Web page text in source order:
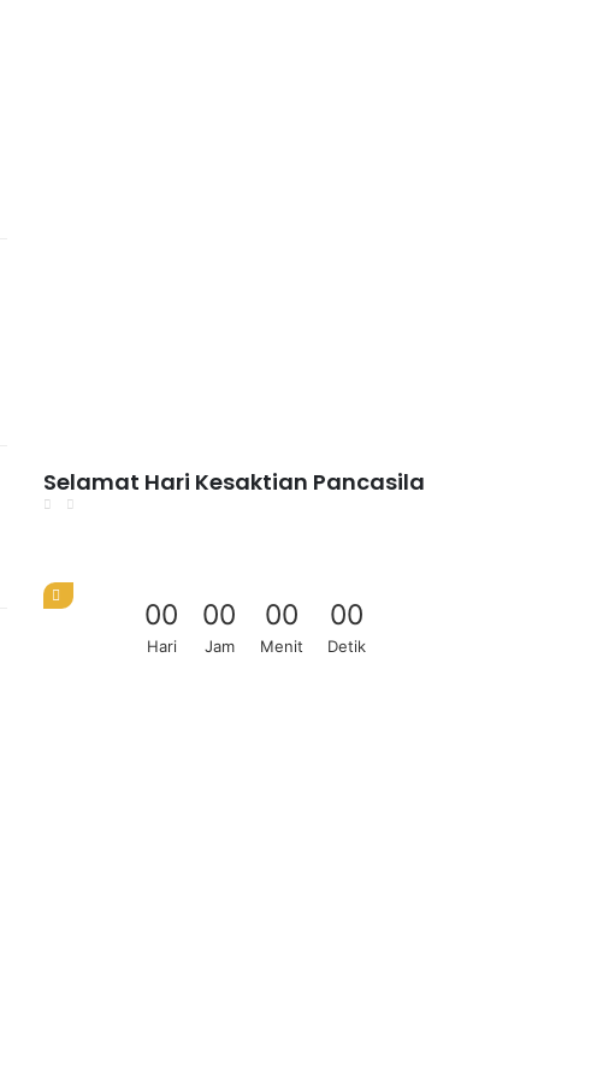
Selamat Hari Kesaktian Pancasila
00
Hari
00
Jam
00
Menit
00
Detik